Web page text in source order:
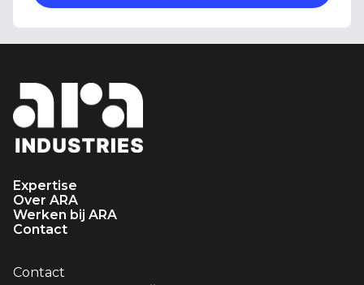
Expertise
Over ARA
Werken bij ARA
Contact
Contact